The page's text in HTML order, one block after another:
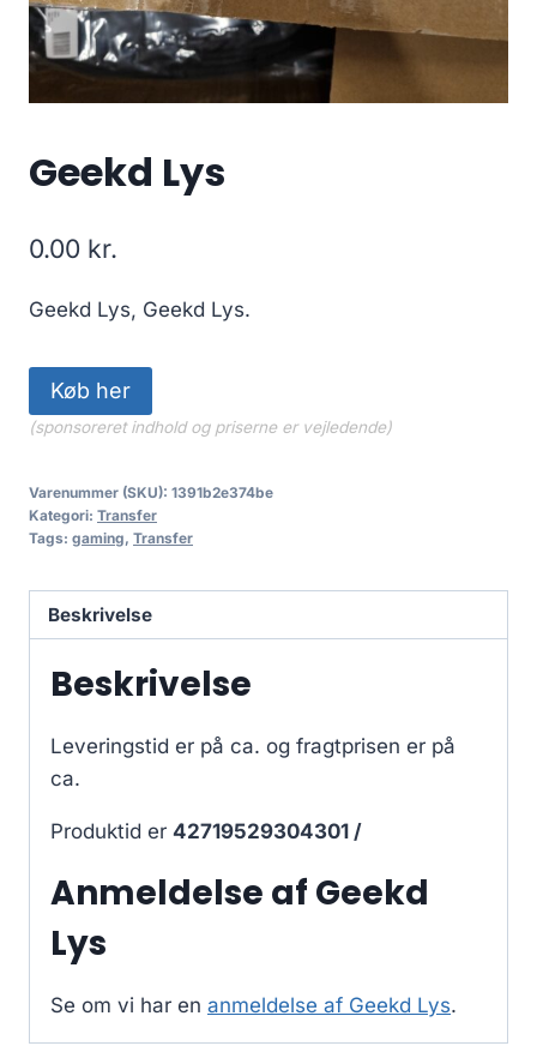
Geekd Lys
0.00 kr.
Geekd Lys, Geekd Lys.
Køb her
(sponsoreret indhold og priserne er vejledende)
Varenummer (SKU): 1391b2e374be
Kategori: Transfer
Tags: gaming, Transfer
Beskrivelse
Beskrivelse
Leveringstid er på ca. og fragtprisen er på
ca.
Produktid er 42719529304301 /
Anmeldelse af Geekd
Lys
Se om vi har en anmeldelse af Geekd Lys.